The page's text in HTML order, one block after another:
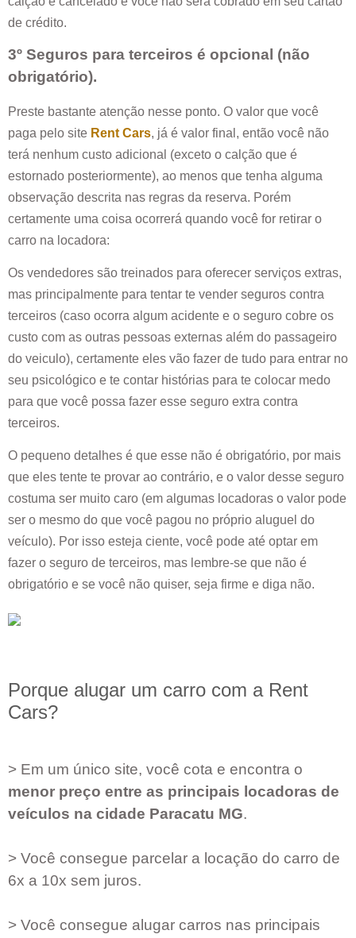
de crédito.
3º Seguros para terceiros é opcional (não
obrigatório).
Preste bastante atenção nesse ponto. O valor que você
paga pelo site Rent Cars, já é valor final, então você não
terá nenhum custo adicional (exceto o calção que é
estornado posteriormente), ao menos que tenha alguma
observação descrita nas regras da reserva. Porém
certamente uma coisa ocorrerá quando você for retirar o
carro na locadora:
Os vendedores são treinados para oferecer serviços extras,
mas principalmente para tentar te vender seguros contra
terceiros (caso ocorra algum acidente e o seguro cobre os
custo com as outras pessoas externas além do passageiro
do veiculo), certamente eles vão fazer de tudo para entrar no
seu psicológico e te contar histórias para te colocar medo
para que você possa fazer esse seguro extra contra
terceiros.
O pequeno detalhes é que esse não é obrigatório, por mais
que eles tente te provar ao contrário, e o valor desse seguro
costuma ser muito caro (em algumas locadoras o valor pode
ser o mesmo do que você pagou no próprio aluguel do
veículo). Por isso esteja ciente, você pode até optar em
fazer o seguro de terceiros, mas lembre-se que não é
obrigatório e se você não quiser, seja firme e diga não.
Porque alugar um carro com a Rent
Cars?
> Em um único site, você cota e encontra o
menor preço entre as principais locadoras de
veículos na cidade Paracatu MG.
> Você consegue parcelar a locação do carro de
6x a 10x sem juros.
> Você consegue alugar carros nas principais